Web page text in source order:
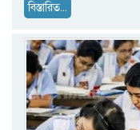
বিস্তারিত...